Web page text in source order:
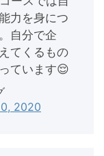
力を身につ
自分で企
てくるもの
ています😌
2020